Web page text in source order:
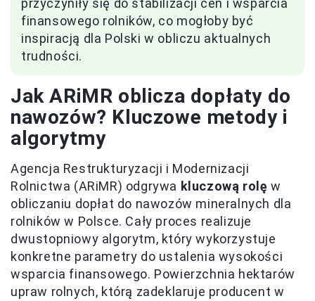
przyczyniły się do stabilizacji cen i wsparcia
finansowego rolników, co mogłoby być
inspiracją dla Polski w obliczu aktualnych
trudności.
Jak ARiMR oblicza dopłaty do
nawozów? Kluczowe metody i
algorytmy
Agencja Restrukturyzacji i Modernizacji
Rolnictwa (ARiMR) odgrywa kluczową rolę w
obliczaniu dopłat do nawozów mineralnych dla
rolników w Polsce. Cały proces realizuje
dwustopniowy algorytm, który wykorzystuje
konkretne parametry do ustalenia wysokości
wsparcia finansowego. Powierzchnia hektarów
upraw rolnych, którą zadeklaruje producent w